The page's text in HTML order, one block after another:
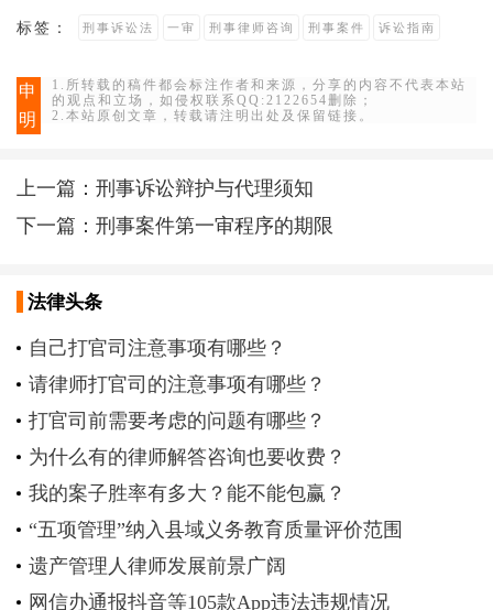
标签： 刑事诉讼法 一审 刑事律师咨询 刑事案件 诉讼指南
申
明
1.所转载的稿件都会标注作者和来源，分享的内容不代表本站
的观点和立场，如侵权联系QQ:2122654删除；
2.本站原创文章，转载请注明出处及保留链接。
上一篇：刑事诉讼辩护与代理须知
下一篇：刑事案件第一审程序的期限
法律头条
自己打官司注意事项有哪些？
请律师打官司的注意事项有哪些？
打官司前需要考虑的问题有哪些？
为什么有的律师解答咨询也要收费？
我的案子胜率有多大？能不能包赢？
“五项管理”纳入县域义务教育质量评价范围
遗产管理人律师发展前景广阔
网信办通报抖音等105款App违法违规情况